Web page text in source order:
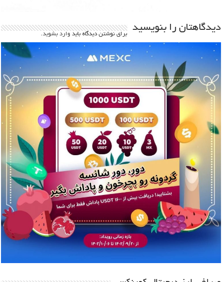
دیدگاهتان را بنویسید
برای نوشتن دیدگاه باید وارد بشوید.